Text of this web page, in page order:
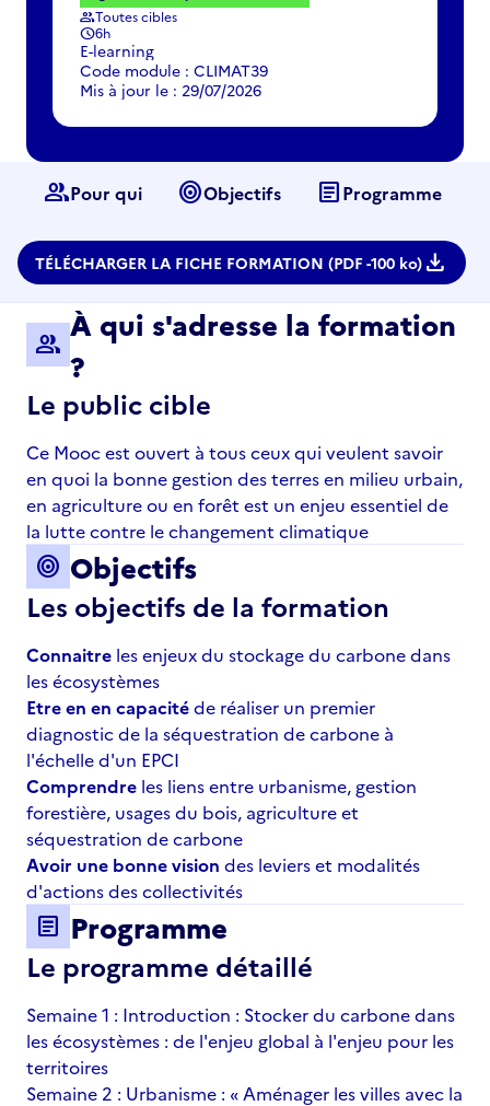
groupToutes cibles
schedule6h
E-learning
Code module : CLIMAT39
Mis à jour le : 29/07/2026
groupPour qui targetObjectifs articleProgramme
TÉLÉCHARGER LA FICHE FORMATION (PDF -100 ko) download
group
À qui s'adresse la formation
?
Le public cible
Ce Mooc est ouvert à tous ceux qui veulent savoir
en quoi la bonne gestion des terres en milieu urbain,
en agriculture ou en forêt est un enjeu essentiel de
la lutte contre le changement climatique
target Objectifs
Les objectifs de la formation
Connaitre les enjeux du stockage du carbone dans
les écosystèmes
Etre en en capacitéde réaliser un premier
diagnostic de la séquestration de carbone à
l'échelle d'un EPCI
Comprendre les liens entre urbanisme, gestion
forestière, usages du bois, agriculture et
séquestration de carbone
Avoir une bonne vision des leviers et modalités
d'actions des collectivités
article Programme
Le programme détaillé
Semaine 1 : Introduction : Stocker du carbone dans
les écosystèmes : de l'enjeu global à l'enjeu pour les
territoires
Semaine 2 : Urbanisme : « Aménager les villes avec la